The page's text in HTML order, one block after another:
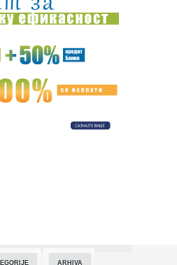
kroz izložbu "Uroš Predić u Sentandreji"
kažnjava male privrednike
se MOL o kupovini NIS-a
Zvezda na popravnom posle
ARHIVA